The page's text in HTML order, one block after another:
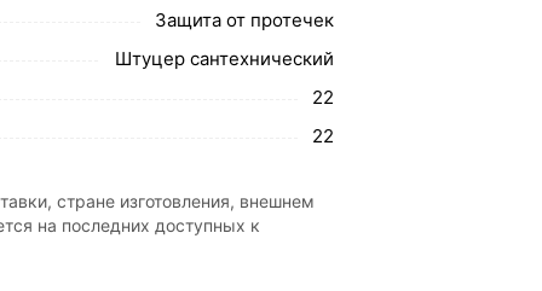
Защита от протечек
Штуцер сантехнический
22
22
стране изготовления, внешнем
на последних доступных к